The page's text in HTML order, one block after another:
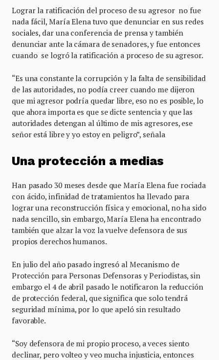
Lograr la ratificación del proceso de su agresor no fue
nada fácil, María Elena tuvo que denunciar en sus redes
sociales, dar una conferencia de prensa y también
denunciar ante la cámara de senadores, y fue entonces
cuando se logró la ratificación a proceso de su agresor.
“Es una constante la corrupción y la falta de sensibilidad
de las autoridades, no podía creer cuando me dijeron
que mi agresor podría quedar libre, eso no es posible, lo
que ahora importa es que se dicte sentencia y que las
autoridades detengan al último de mis agresores, ese
señor está libre y yo estoy en peligro”, señala
Una protección a medias
Han pasado 30 meses desde que María Elena fue rociada
con ácido, infinidad de tratamientos ha llevado para
lograr una reconstrucción física y emocional, no ha sido
nada sencillo, sin embargo, María Elena ha encontrado
también que alzar la voz la vuelve defensora de sus
propios derechos humanos.
En julio del año pasado ingresó al Mecanismo de
Protección para Personas Defensoras y Periodistas, sin
embargo el 4 de abril pasado le notificaron la reducción
de protección federal, que significa que solo tendrá
seguridad mínima, por lo que apeló sin resultado
favorable.
“Soy defensora de mi propio proceso, a veces siento
declinar, pero volteo y veo mucha injusticia, entonces